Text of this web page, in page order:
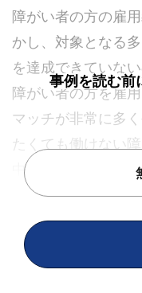
障がい者の方の雇
かし、対象となる
を達成できていな
障がい者の方を雇
マッチが非常に多
たくても働けない
中でも働き口が少
っては、その問題
で、私たちは、働
障がい者の雇用に
来ないかと考えま
事例を読む前